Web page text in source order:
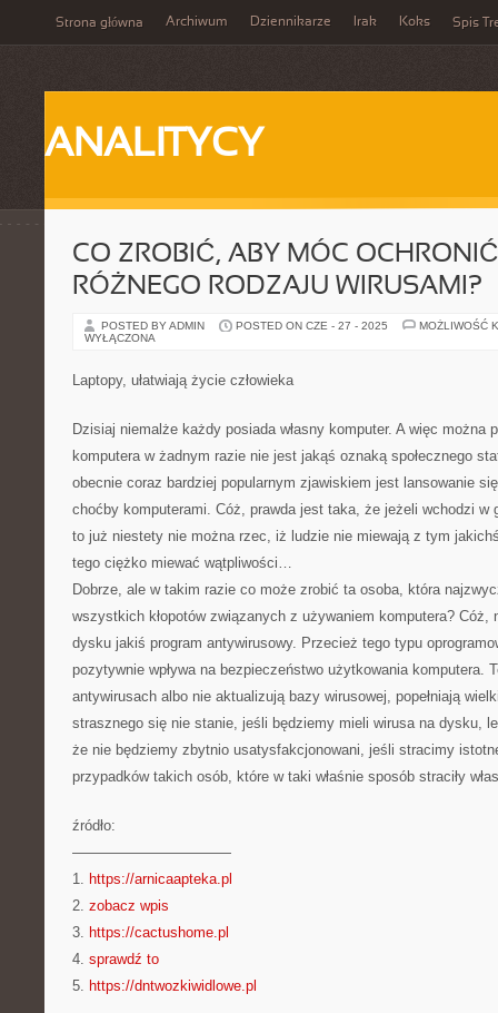
Strona główna Archiwum Dziennikarze Irak Koks Spis
ANALITYCY
CO ZROBIĆ, ABY MÓC
RÓŻNEGO RODZAJU WIRUSAMI?
POSTED BY ADMIN POSTED ON CZE - 27 - 2025
MOŻLIWOŚĆ
WYŁĄCZONA
Laptopy, ułatwiają życie człowieka
Dzisiaj niemalże każdy posiada własny komputer. A więc można
komputera w żadnym razie nie jest jakąś oznaką społecznego
obecnie coraz bardziej popularnym zjawiskiem jest lansowanie
choćby komputerami. Cóż, prawda jest taka, że jeżeli wchodzi w
to już niestety nie można rzec, iż ludzie nie miewają z tym
tego ciężko miewać wątpliwości…
Dobrze, ale w takim razie co może zrobić ta osoba, która
wszystkich kłopotów związanych z używaniem komputera? Cóż,
dysku jakiś program antywirusowy. Przecież tego typu
pozytywnie wpływa na bezpieczeństwo użytkowania komputera.
antywirusach albo nie aktualizują bazy wirusowej, popełniają
strasznego się nie stanie, jeśli będziemy mieli wirusa na dysku,
że nie będziemy zbytnio usatysfakcjonowani, jeśli stracimy
przypadków takich osób, które w taki właśnie sposób straciły
źródło:
———————————
1. https://arnicaapteka.pl
2. zobacz wpis
3. https://cactushome.pl
4. sprawdź to
5. https://dntwozkiwidlowe.pl